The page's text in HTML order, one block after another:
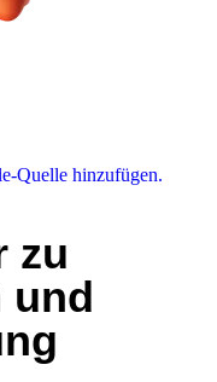
Quelle hinzufügen.
zu
und